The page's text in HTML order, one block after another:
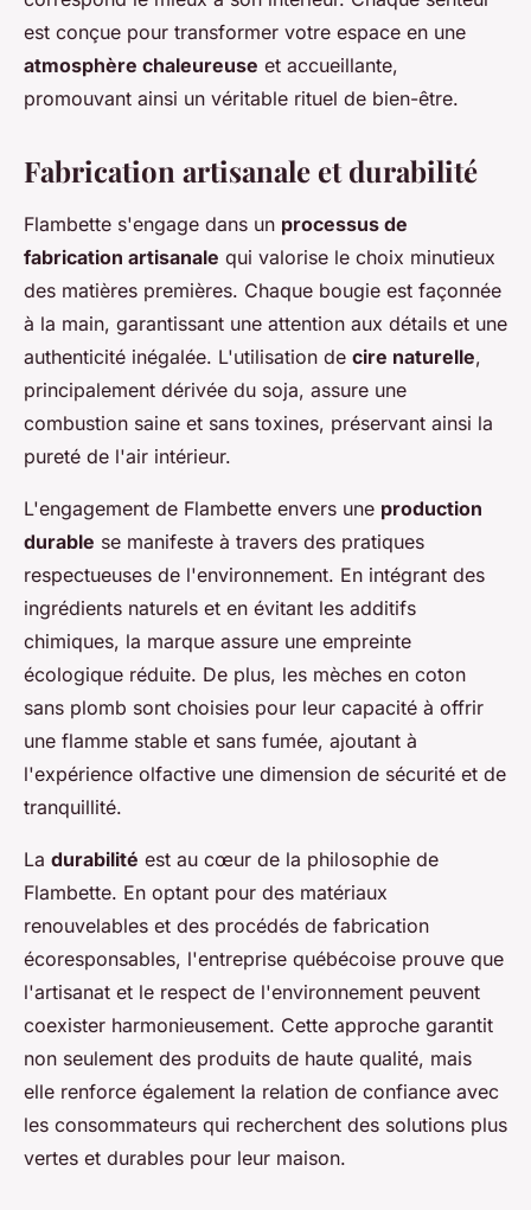
est conçue pour transformer votre espace en une
atmosphère chaleureuse et accueillante,
promouvant ainsi un véritable rituel de bien-être.
Fabrication artisanale et durabilité
Flambette s'engage dans un processus de
fabrication artisanale qui valorise le choix minutieux
des matières premières. Chaque bougie est façonnée
à la main, garantissant une attention aux détails et une
authenticité inégalée. L'utilisation de cire naturelle,
principalement dérivée du soja, assure une
combustion saine et sans toxines, préservant ainsi la
pureté de l'air intérieur.
L'engagement de Flambette envers une production
durable se manifeste à travers des pratiques
respectueuses de l'environnement. En intégrant des
ingrédients naturels et en évitant les additifs
chimiques, la marque assure une empreinte
écologique réduite. De plus, les mèches en coton
sans plomb sont choisies pour leur capacité à offrir
une flamme stable et sans fumée, ajoutant à
l'expérience olfactive une dimension de sécurité et de
tranquillité.
La durabilité est au cœur de la philosophie de
Flambette. En optant pour des matériaux
renouvelables et des procédés de fabrication
écoresponsables, l'entreprise québécoise prouve que
l'artisanat et le respect de l'environnement peuvent
coexister harmonieusement. Cette approche garantit
non seulement des produits de haute qualité, mais
elle renforce également la relation de confiance avec
les consommateurs qui recherchent des solutions plus
vertes et durables pour leur maison.